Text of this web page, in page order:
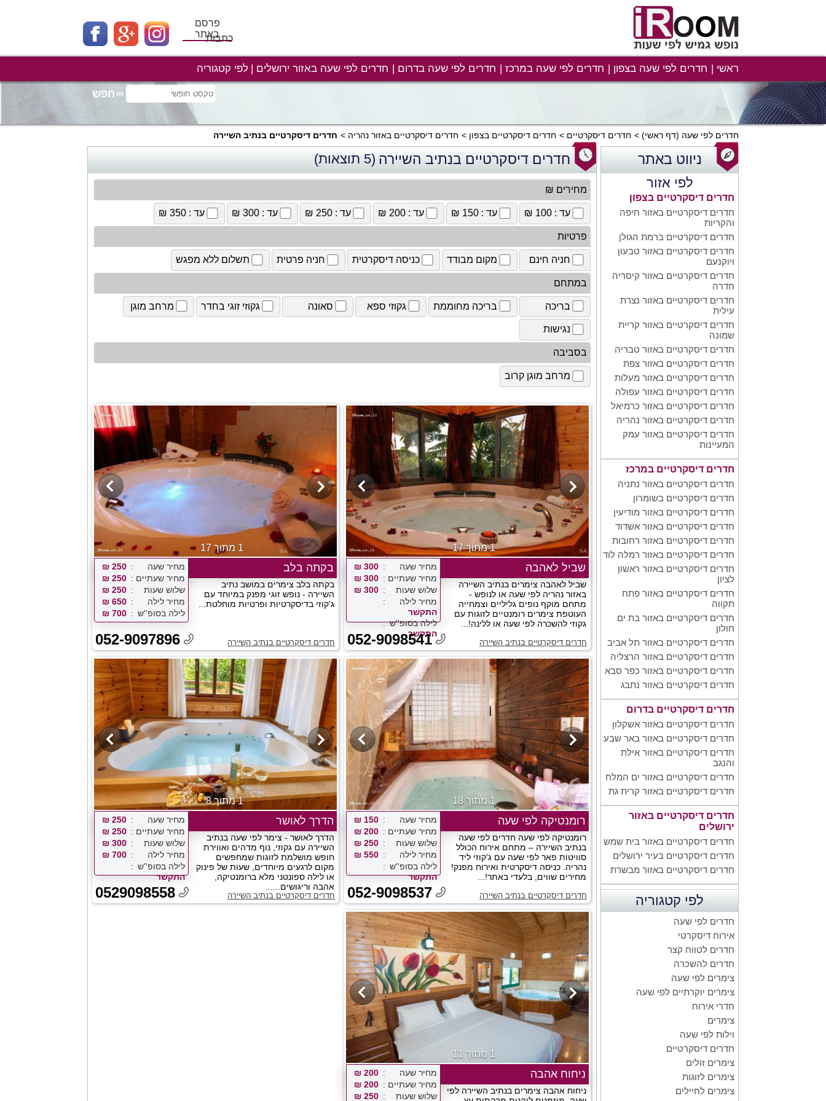
פרסם
באתרכתבות
ראשי חדרים לפי שעה בצפון חדרים לפי שעה במרכז חדרים לפי שעה בדרום חדרים לפי שעה באזור ירושלים לפי קטגוריה
חדרים לפי שעה (דף ראשי) חדרים דיסקרטיים חדרים דיסקרטיים בצפון חדרים דיסקרטיים באזור נהריה חדרים דיסקרטיים בנתיב השיירה
ניווט באתר
לפי אזור
חדרים דיסקרטיים בצפון
חדרים דיסקרטיים באזור חיפה
והקריות
חדרים דיסקרטיים ברמת הגולן
חדרים דיסקרטיים באזור טבעון
ויוקנעם
חדרים דיסקרטיים באזור קיסריה
חדרה
חדרים דיסקרטיים באזור נצרת
עילית
חדרים דיסקרטיים באזור קריית
שמונה
חדרים דיסקרטיים באזור טבריה
חדרים דיסקרטיים באזור צפת
חדרים דיסקרטיים באזור מעלות
חדרים דיסקרטיים באזור עפולה
חדרים דיסקרטיים באזור כרמיאל
חדרים דיסקרטיים באזור נהריה
חדרים דיסקרטיים באזור עמק
המעיינות
חדרים דיסקרטיים במרכז
חדרים דיסקרטיים באזור נתניה
חדרים דיסקרטיים בשומרון
חדרים דיסקרטיים באזור מודיעין
חדרים דיסקרטיים באזור אשדוד
חדרים דיסקרטיים באזור רחובות
חדרים דיסקרטיים באזור רמלה לוד
חדרים דיסקרטיים באזור ראשון
לציון
חדרים דיסקרטיים באזור פתח
תקווה
חדרים דיסקרטיים באזור בת ים
חולון
חדרים דיסקרטיים באזור תל אביב
חדרים דיסקרטיים באזור הרצליה
חדרים דיסקרטיים באזור כפר סבא
חדרים דיסקרטיים באזור נתבג
חדרים דיסקרטיים בדרום
חדרים דיסקרטיים באזור אשקלון
חדרים דיסקרטיים באזור באר שבע
חדרים דיסקרטיים באזור אילת
והנגב
חדרים דיסקרטיים באזור ים המלח
חדרים דיסקרטיים באזור קרית גת
חדרים דיסקרטיים באזור
ירושלים
חדרים דיסקרטיים באזור בית שמש
חדרים דיסקרטיים בעיר ירושלים
חדרים דיסקרטיים באזור מבשרת
לפי קטגוריה
חדרים לפי שעה
אירוח דיסקרטי
חדרים לטווח קצר
חדרים להשכרה
צימרים לפי שעה
צימרים יוקרתיים לפי שעה
חדרי אירוח
צימרים
וילות לפי שעה
חדרים דיסקרטיים
צימרים זולים
צימרים לזוגות
צימרים לחיילים
חדרים דיסקרטיים בנתיב השיירה (5 תוצאות)
מחירים ₪
עד : 100 ₪ עד : 150 ₪ עד : 200 ₪ עד : 250 ₪ עד : 300 ₪ עד : 350 ₪
פרטיות
חניה חינם מקום מבודד כניסה דיסקרטית חניה פרטית תשלום ללא מפגש
במתחם
בריכה בריכה מחוממת גקוזי ספא סאונה גקוזי זוגי בחדר מרחב מוגן
נגישות
בסביבה
מרחב מוגן קרוב
1 מתוך 17
שביל לאהבה
שביל לאהבה צימרים בנתיב השיירה
באזור נהריה לפי שעה או לנופש -
מתחם מוקף נופים גליליים וצמחייה
העוטפת צימרים רומנטיים לזוגות עם
גקוזי להשכרה לפי שעה או ללינה!...
חדרים דיסקרטיים בנתיב השיירה
מחיר שעה
300 ₪
מחיר שעתיים
300 ₪
שלוש שעות
300 ₪
מחיר לילה
התקשר
לילה בסופ''ש
התקשר
052-9098541
1 מתוך 17
בקתה בלב
בקתה בלב צימרים במושב נתיב
השיירה - נופש זוגי מפנק במיוחד עם
ג'קוזי בדיסקרטיות ופרטיות מוחלטת...
חדרים דיסקרטיים בנתיב השיירה
מחיר שעה
250 ₪
מחיר שעתיים
250 ₪
שלוש שעות
250 ₪
מחיר לילה
650 ₪
לילה בסופ''ש
700 ₪
052-9097896
1 מתוך 18
רומנטיקה לפי שעה
רומנטיקה לפי שעה חדרים לפי שעה
בנתיב השיירה – מתחם אירוח הכולל
סוויטות פאר לפי שעה עם ג'קוזי ליד
נהריה. כניסה דיסקרטית ואירוח מפנק!
מחירים שווים, בלעדי באתר!...
חדרים דיסקרטיים בנתיב השיירה
מחיר שעה
150 ₪
מחיר שעתיים
200 ₪
שלוש שעות
250 ₪
מחיר לילה
550 ₪
לילה בסופ''ש
התקשר
052-9098537
1 מתוך 8
הדרך לאושר
הדרך לאושר - צימר לפי שעה בנתיב
השיירה עם גקוזי, נוף מדהים ואווירת
חופש מושלמת לזוגות שמחפשים
מקום לרגעים מיוחדים, שעות של פינוק
או לילה ספונטני מלא ברומנטיקה,
אהבה וריגושים......
חדרים דיסקרטיים בנתיב השיירה
מחיר שעה
250 ₪
מחיר שעתיים
250 ₪
שלוש שעות
300 ₪
מחיר לילה
700 ₪
לילה בסופ''ש
התקשר
0529098558
1 מתוך 11
ניחוח אהבה
ניחוח אהבה צימרים בנתיב השיירה לפי
מחיר שעה
200 ₪
מחיר שעתיים
200 ₪
שלוש שעות
250 ₪